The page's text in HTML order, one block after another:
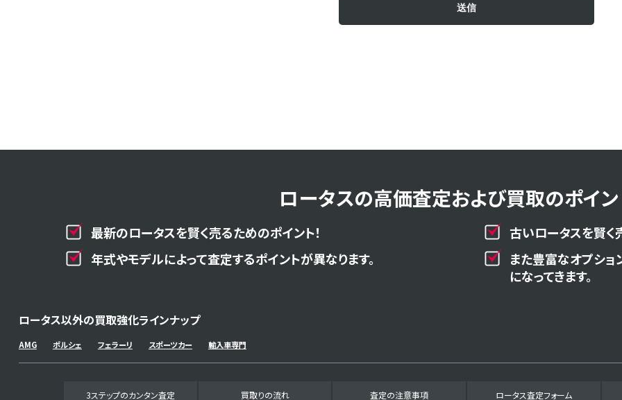
ロータスの高価査定および買取のポイン
最新のロータスを賢く売るためのポイント！
古いロータスを賢く
年式やモデルによって査定するポイントが異なります。
また豊富なオプシ
になってきます。
ロータス以外の買取強化ラインナップ
AMG ポルシェ フェラーリ スポーツカー 輸入車専門
3ステップのカンタン査定 買取りの流れ 査定の注意事項 ロータス査定フォーム